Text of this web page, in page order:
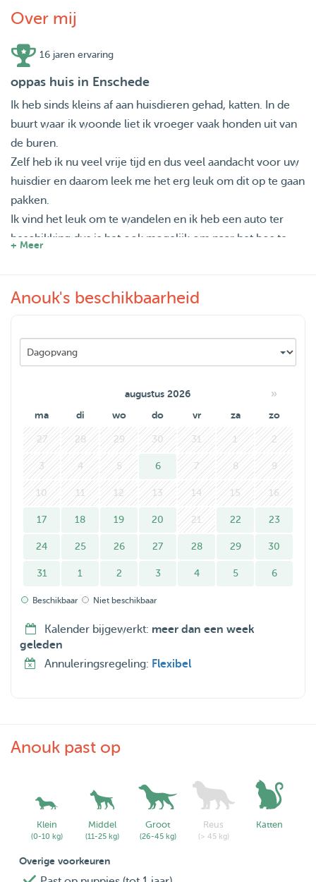
Over mij
16 jaren ervaring
oppas huis in Enschede
Ik heb sinds kleins af aan huisdieren gehad, katten. In de
buurt waar ik woonde liet ik vroeger vaak honden uit van
de buren.
Zelf heb ik nu veel vrije tijd en dus veel aandacht voor uw
huisdier en daarom leek me het erg leuk om dit op te gaan
pakken.
Ik vind het leuk om te wandelen en ik heb een auto ter
beschikking dus is het ook mogelijk om naar het bos te
helemaal is afgeschermd.
+ Meer
Anouk's beschikbaarheid
augustus 2026 »
ma di wo do vr za zo
27 28 29 30 31 1 2
3 4 5 6 7 8 9
10 11 12 13 14 15 16
17 18 19 20 21 22 23
24 25 26 27 28 29 30
31 1 2 3 4 5 6
Beschikbaar Niet beschikbaar
Kalender bijgewerkt: meer dan een week
geleden
Annuleringsregeling: Flexibel
Anouk past op
Klein
(0-10 kg)
Middel
(11-25 kg)
Groot
(26-45 kg)
Reus
(> 45 kg)
Katten
Overige voorkeuren